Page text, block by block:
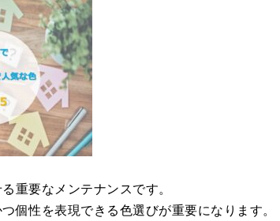
重要なメンテナンスです。
個性を表現できる色選びが重要になります。